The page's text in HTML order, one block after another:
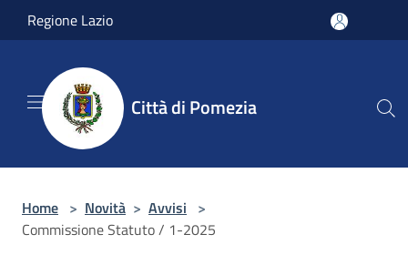
Salta al contenuto principale
Regione Lazio
Città di Pomezia
Home > Novità > Avvisi >
Commissione Statuto / 1-2025